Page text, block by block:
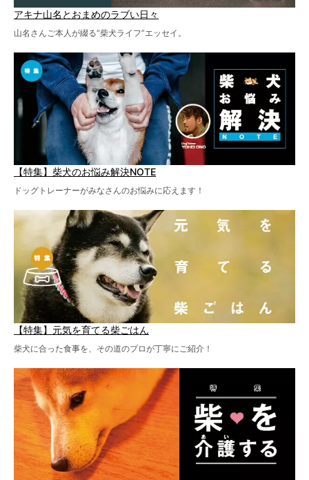
アキナ山名とおまめのラブい日々
山名さんご本人が綴る“柴犬ライフ”エッセイ。
【特集】柴犬のお悩み解決NOTE
ドッグトレーナーがみなさんのお悩みに応えます！
【特集】元気を育てる柴ごはん
柴犬に合った食事を、その道のプロが丁寧にご紹介！